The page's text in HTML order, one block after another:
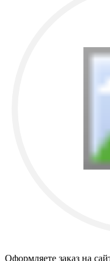
Оформляете заказ на